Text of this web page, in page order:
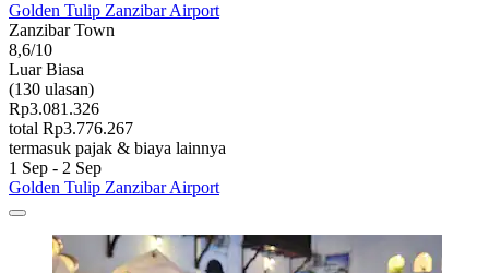
Golden Tulip Zanzibar Airport
Zanzibar Town
8,6/10
Luar Biasa
(130 ulasan)
Rp3.081.326
total Rp3.776.267
termasuk pajak & biaya lainnya
1 Sep - 2 Sep
Golden Tulip Zanzibar Airport